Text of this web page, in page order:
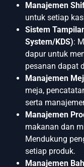
Manajemen
untuk setiap
Sistem
System/KDS):
dapur untuk
pesanan dapat
Manajemen
meja,
serta
Manajemen
makanan dan
Mendukung
setiap produk.
Manajemen